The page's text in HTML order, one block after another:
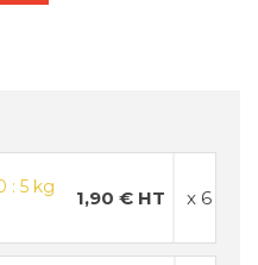
: 5 kg
1,90 € HT x 6